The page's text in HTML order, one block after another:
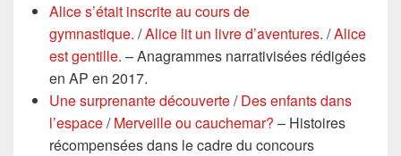
Alice s’était inscrite au cours de
gymnastique. /Alice lit un livre d’aventures. /Alice
est gentille. – Anagrammes narrativisées rédigées
en AP en 2017.
Une surprenante découverte/Des enfants dans
l’espace/Merveille ou cauchemar? – Histoires
récompensées dans le cadre du concours